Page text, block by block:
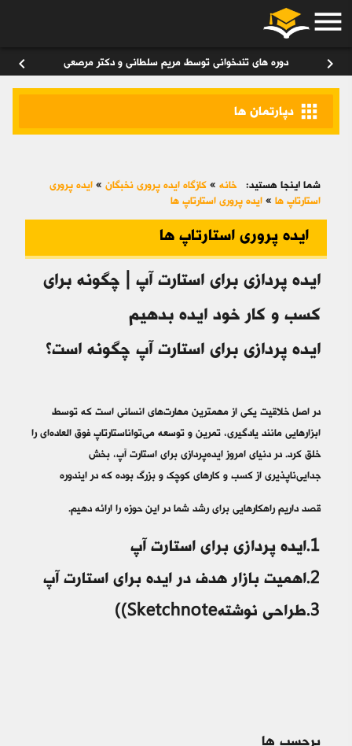
menu
chevron_right دوره های تندخوانی توسط مریم سلطانی و دکتر مرصعی chevron_left
apps دپارتمان ها
شما اینجا هستید: خانه » کازگاه ایده پروری نخبگان » ایده پروری
استارتاپ ها » ایده پروری استارتاپ ها
ایده پروری استارتاپ ها
ایده پردازی برای استارت آپ | چگونه برای
کسب و کار خود ایده بدهیم
ایده پردازی برای استارت آپ چگونه است؟
در اصل خلاقیت یکی از مهمترین مهارت‌های انسانی است که توسط
ابزارهایی مانند یادگیری، تمرین و توسعه می‌تواناستارتاپ فوق العاده‌ای را
خلق کرد. در دنیای امروز ایده‌پردازی برای استارت آپ، بخش
جدایی‌ناپذیری از کسب و کارهای کوچک و بزرگ بوده که در ایندوره
قصد داریم راهکارهایی برای رشد شما در این حوزه را ارائه دهیم.
1.ایده پردازی برای استارت آپ
2.اهمیت بازار هدف در ایده برای استارت آپ
3.طراحی نوشتهSketchnote))